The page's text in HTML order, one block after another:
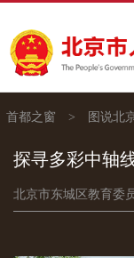
首都之窗 > 图说北
探寻多彩中轴
北京市东城区教育委